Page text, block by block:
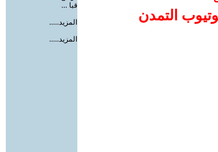
التمدن
قبا ...
المزيد.....
المزيد.....